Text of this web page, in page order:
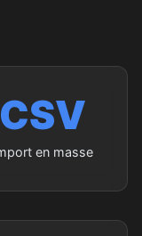
CSV
en masse